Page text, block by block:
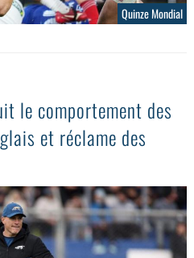
Quinze Mondial
le comportement des
et réclame des